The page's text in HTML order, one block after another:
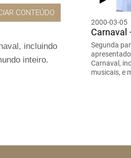
CONTEÚDO
incluindo
inteiro.
2000-03-05
Carnaval
Segunda
Carnaval,
musicais, e